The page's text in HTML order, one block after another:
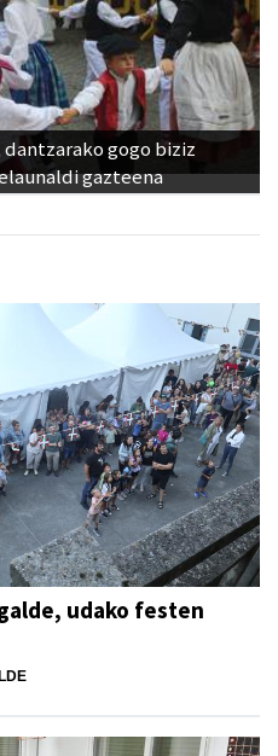
gogo biziz
gazteena
udako festen